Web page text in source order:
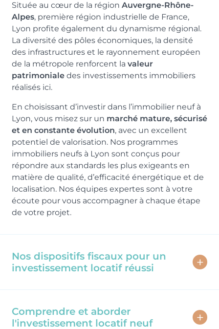
Située au cœur de la région Auvergne-Rhône-
Alpes, première région industrielle de France,
Lyon profite également du dynamisme régional.
La diversité des pôles économiques, la densité
des infrastructures et le rayonnement européen
de la métropole renforcent la valeur
patrimoniale des investissements immobiliers
réalisés ici.
En choisissant d’investir dans l’immobilier neuf à
Lyon, vous misez sur un marché mature, sécurisé
et en constante évolution, avec un excellent
potentiel de valorisation. Nos programmes
immobiliers neufs à Lyon sont conçus pour
répondre aux standards les plus exigeants en
matière de qualité, d’efficacité énergétique et de
localisation. Nos équipes expertes sont à votre
écoute pour vous accompagner à chaque étape
de votre projet.
Nos dispositifs fiscaux pour un
investissement locatif réussi
pour votre projet d'investissement à 69 - Lyon
:
Comprendre et aborder
l'investissement locatif neuf